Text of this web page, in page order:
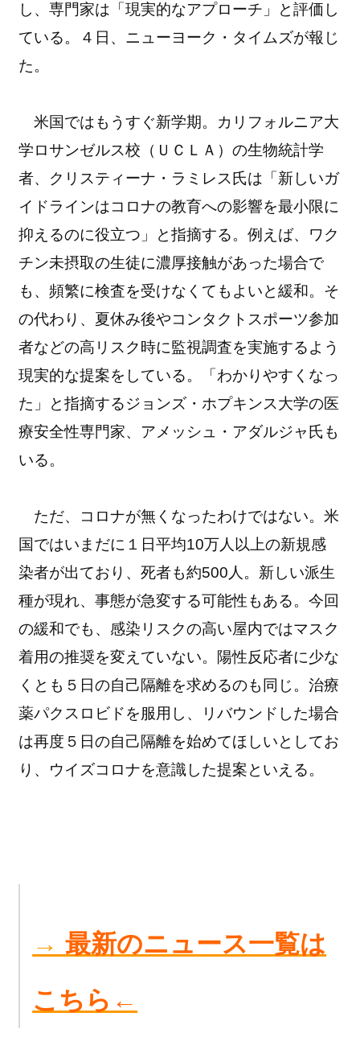
し、専門家は「現実的なアプローチ」と評価し
ている。４日、ニューヨーク・タイムズが報じ
た。
米国ではもうすぐ新学期。カリフォルニア大
学ロサンゼルス校（ＵＣＬＡ）の生物統計学
者、クリスティーナ・ラミレス氏は「新しいガ
イドラインはコロナの教育への影響を最小限に
抑えるのに役立つ」と指摘する。例えば、ワク
チン未摂取の生徒に濃厚接触があった場合で
も、頻繁に検査を受けなくてもよいと緩和。そ
の代わり、夏休み後やコンタクトスポーツ参加
者などの高リスク時に監視調査を実施するよう
現実的な提案をしている。「わかりやすくなっ
た」と指摘するジョンズ・ホプキンス大学の医
療安全性専門家、アメッシュ・アダルジャ氏も
いる。
ただ、コロナが無くなったわけではない。米
国ではいまだに１日平均10万人以上の新規感
染者が出ており、死者も約500人。新しい派生
種が現れ、事態が急変する可能性もある。今回
の緩和でも、感染リスクの高い屋内ではマスク
着用の推奨を変えていない。陽性反応者に少な
くとも５日の自己隔離を求めるのも同じ。治療
薬パクスロビドを服用し、リバウンドした場合
は再度５日の自己隔離を始めてほしいとしてお
り、ウイズコロナを意識した提案といえる。
→最新のニュース一覧は
こちら←